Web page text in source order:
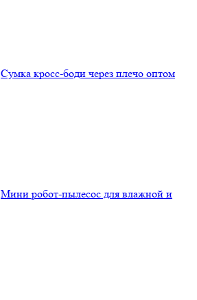
Сумка кросс-боди через плечо оптом
Мини робот-пылесос для влажной и